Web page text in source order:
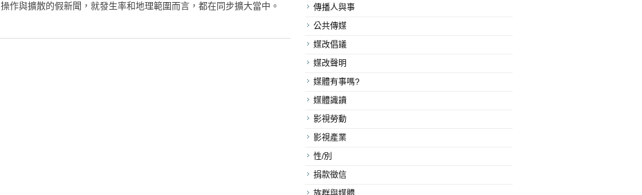
操作與擴散的假新聞，就發生率和地理範圍而言，都在同步擴大當中。
傳播人與事
公共傳媒
媒改倡議
媒改聲明
媒體有事嗎?
媒體識讀
影視勞動
影視產業
性/別
捐款徵信